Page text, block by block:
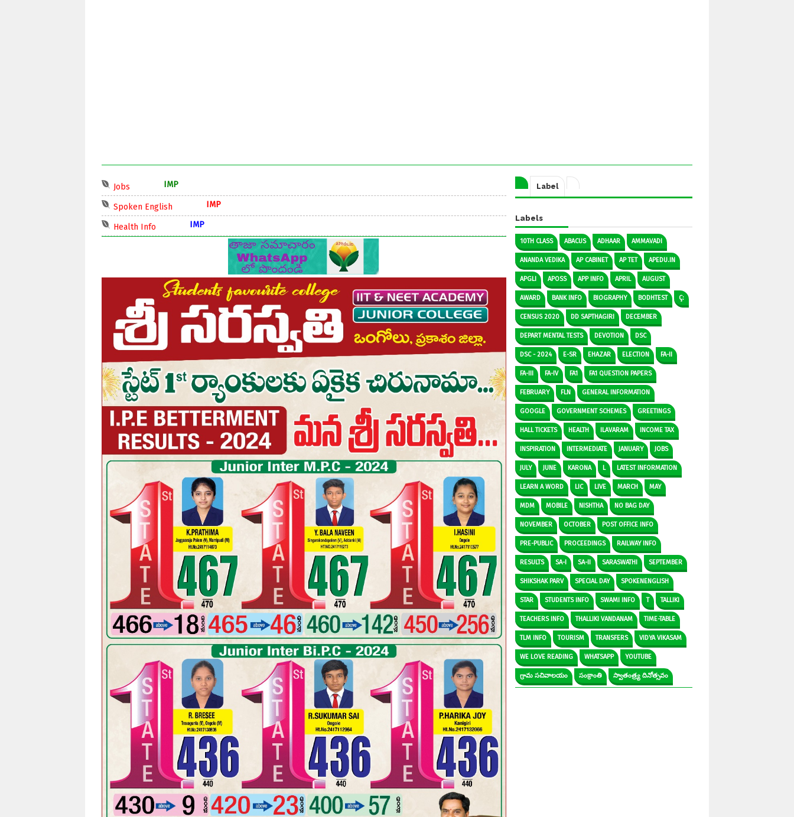
Jobs
Spoken English
Health Info
Label
Labels
10TH CLASS ABACUS ADHAAR AMMAVADI
ANANDA VEDIKA AP CABINET AP TET APEDU.IN
APGLI APOSS APP INFO APRIL AUGUST
AWARD BANK INFO BIOGRAPHY BODHTEST Ç:
CENSUS 2020 DD SAPTHAGIRI DECEMBER
DEPART MENTAL TESTS DEVOTION DSC
DSC - 2024 E-SR EHAZAR ELECTION FA-II
FA-III FA-IV FA1 FA1 QUESTION PAPERS
FEBRUARY FLN GENERAL INFORMATION
GOOGLE GOVERNMENT SCHEMES GREETINGS
HALL TICKETS HEALTH ILAVARAM INCOME TAX
INSPIRATION INTERMEDIATE JANUARY JOBS
JULY JUNE KARONA L LATEST INFORMATION
LEARN A WORD LIC LIVE MARCH MAY
MDM MOBILE NISHTHA NO BAG DAY
NOVEMBER OCTOBER POST OFFICE INFO
PRE-PUBLIC PROCEEDINGS RAILWAY INFO
RESULTS SA-I SA-II SARASWATHI SEPTEMBER
SHIKSHAK PARV SPECIAL DAY SPOKENENGLISH
STAR STUDENTS INFO SWAMI INFO T TALLIKI
TEACHERS INFO THALLIKI VANDANAM TIME-TABLE
TLM INFO TOURISM TRANSFERS VIDYA VIKASAM
WE LOVE READING WHATSAPP YOUTUBE
గ్రామ సచివాలయం సంక్రాంతి స్వాతంత్ర్య దినోత్సవం